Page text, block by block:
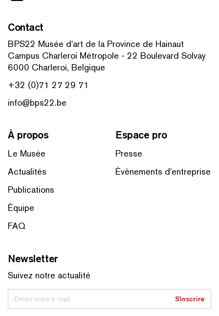
Contact
BPS22 Musée d'art de la Province de Hainaut
Campus Charleroi Métropole - 22 Boulevard Solvay
6000 Charleroi, Belgique
+32 (0)71 27 29 71
info@bps22.be
À propos
Le Musée
Actualités
Publications
Équipe
FAQ
Espace pro
Presse
Évènements d'entreprise
Newsletter
Suivez notre actualité
Entrez votre e-mail S'inscrire